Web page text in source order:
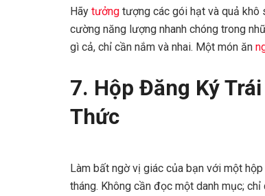
Hãy tưởng tượng các gói hạt và quả
cường năng lượng nhanh chóng trong
gì cả, chỉ cần nắm và nhai. Một món ăn
7. Hộp Đăng Ký
Thức
Làm bất ngờ vị giác của bạn với một
tháng. Không cần đọc một danh mục;